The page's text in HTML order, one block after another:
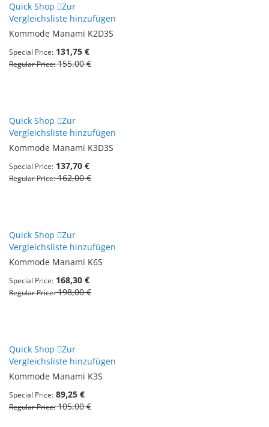
Quick Shop
Zur
Vergleichsliste hinzufügen
Kommode Manami K2D3S
Special Price 131,75 €
Regular Price 155,00 €
Quick Shop
Zur
Vergleichsliste hinzufügen
Kommode Manami K3D3S
Special Price 137,70 €
Regular Price 162,00 €
Quick Shop
Zur
Vergleichsliste hinzufügen
Kommode Manami K6S
Special Price 168,30 €
Regular Price 198,00 €
Quick Shop
Zur
Vergleichsliste hinzufügen
Kommode Manami K3S
Special Price 89,25 €
Regular Price 105,00 €